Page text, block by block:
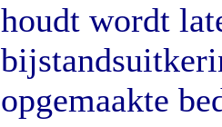
houdt wordt
opgemaakte